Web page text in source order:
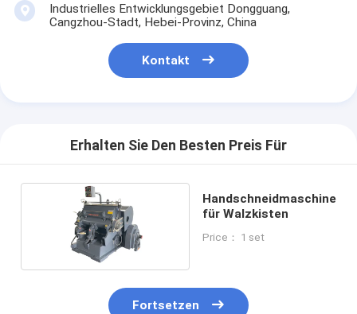
Industrielles Entwicklungsgebiet Dongguang,
Cangzhou-Stadt, Hebei-Provinz, China
Kontakt
Erhalten Sie Den Besten Preis Für
Handschneidmaschine
für Walzkisten
Price： 1 set
Fortsetzen